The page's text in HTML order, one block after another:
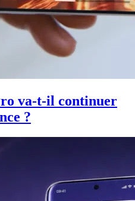
va-t-il continuer
?